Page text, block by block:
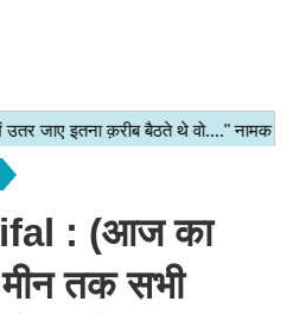
: (आज का
तक सभी